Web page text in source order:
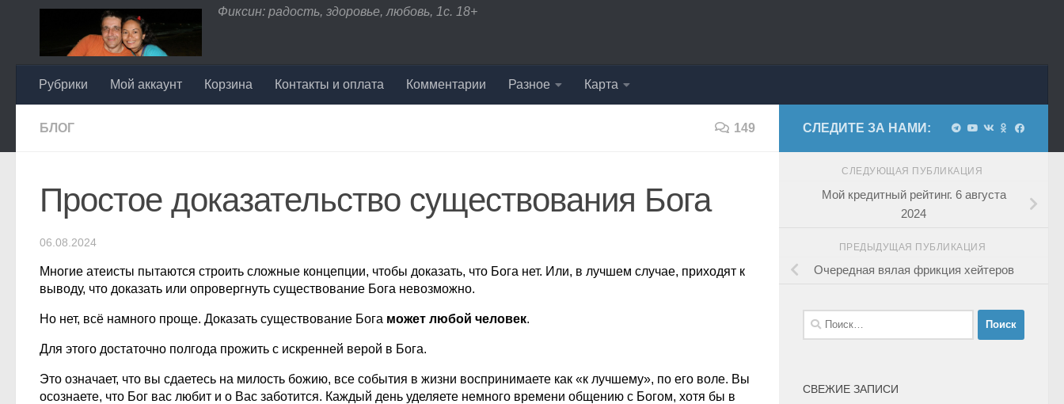
Перейти к содержимому
Фиксин: радость, здоровье, любовь, 1с. 18+
Рубрики Мой аккаунт Корзина Контакты и оплата Комментарии Разное Карта
БЛОГ 149
Простое доказательство существования Бога
06.08.2024
Многие атеисты пытаются строить сложные концепции, чтобы доказать, что Бога нет. Или, в лучшем случае, приходят к
выводу, что доказать или опровергнуть существование Бога невозможно.
Но нет, всё намного проще. Доказать существование Бога может любой человек.
Для этого достаточно полгода прожить с искренней верой в Бога.
Это означает, что вы сдаетесь на милость божию, все события в жизни воспринимаете как «к лучшему», по его воле. Вы
осознаете, что Бог вас любит и о Вас заботится. Каждый день уделяете немного времени общению с Богом, хотя бы в
СЛЕДИТЕ ЗА НАМИ:
СЛЕДУЮЩАЯ ПУБЛИКАЦИЯ
Мой кредитный рейтинг. 6 августа
2024
ПРЕДЫДУЩАЯ ПУБЛИКАЦИЯ
Очередная вялая фрикция хейтеров
Найти:
СВЕЖИЕ ЗАПИСИ